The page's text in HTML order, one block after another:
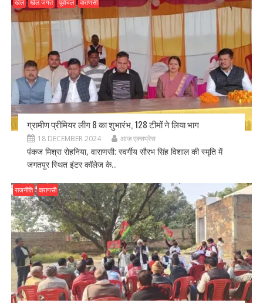
खेल खेल जगत पूर्वांचल वाराणसी
ग्रामीण प्रीमियर लीग 8 का शुभारंभ, 128 टीमों ने लिया भाग
18 DECEMBER 2024 आज एक्सप्रेस
पंकज मिश्रा रोहनिया, वाराणसी: स्वर्गीय सौरभ सिंह विशाल की स्मृति में
जगतपुर स्थित इंटर कॉलेज के...
राजनीति वाराणसी